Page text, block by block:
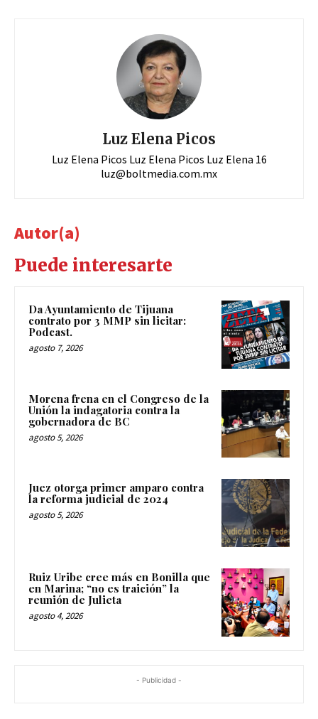
Luz Elena Picos
Luz Elena Picos Luz Elena Picos Luz Elena 16
luz@boltmedia.com.mx
Autor(a)
Puede interesarte
Da Ayuntamiento de Tijuana
contrato por 3 MMP sin licitar:
Podcast.
agosto 7, 2026
Morena frena en el Congreso de la
Unión la indagatoria contra la
gobernadora de BC
agosto 5, 2026
Juez otorga primer amparo contra
la reforma judicial de 2024
agosto 5, 2026
Ruiz Uribe cree más en Bonilla que
en Marina; “no es traición” la
reunión de Julieta
agosto 4, 2026
- Publicidad -